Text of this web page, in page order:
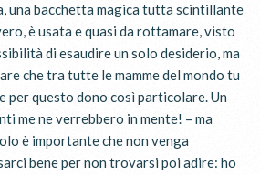
una bacchetta magica tutta scintillante
è usata e quasi da rottamare, visto
di esaudire un solo desiderio, ma
che tra tutte le mamme del mondo tu
per questo dono così particolare. Un
me ne verrebbero in mente! – ma
è importante che non venga
bene per non trovarsi poi adire: ho